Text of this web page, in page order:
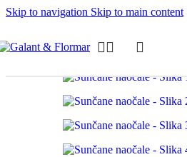
Skip to navigation Skip to main content